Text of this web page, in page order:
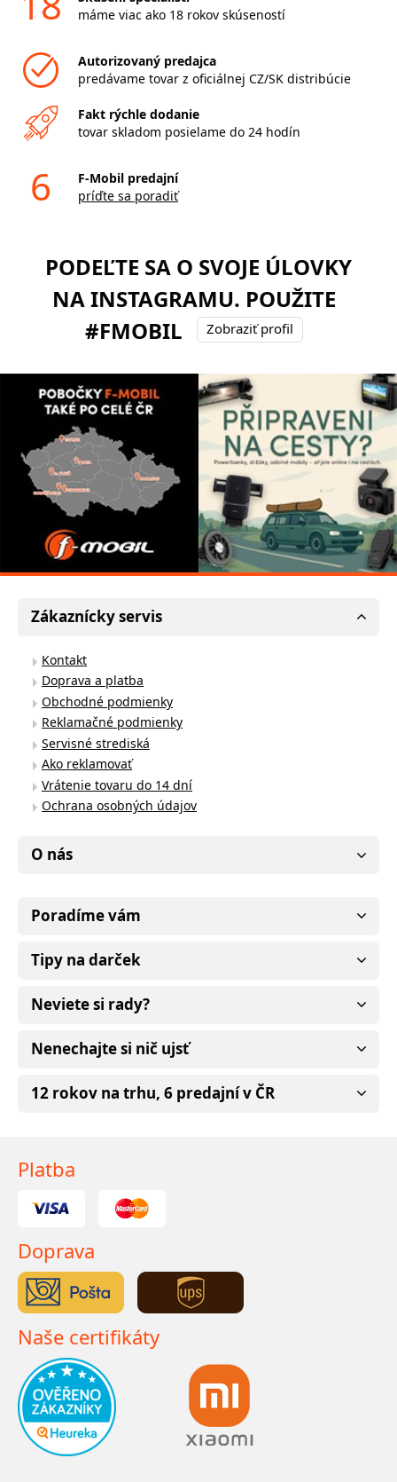
máme viac ako 18 rokov skúseností
Autorizovaný predajca
predávame tovar z oficiálnej CZ/SK distribúcie
Fakt rýchle dodanie
tovar skladom posielame do 24 hodín
6
F-Mobil predajní
príďte sa poradiť
PODEĽTE SA O SVOJE ÚLOVKY
NA INSTAGRAMU. POUŽITE
#FMOBIL
Zobraziť profil
Zákaznícky servis
Kontakt
Doprava a platba
Obchodné podmienky
Reklamačné podmienky
Servisné strediská
Ako reklamovať
Vrátenie tovaru do 14 dní
Ochrana osobných údajov
O nás
Poradíme vám
Tipy na darček
Neviete si rady?
Nenechajte si nič ujsť
12 rokov na trhu, 6 predajní v ČR
Platba
Doprava
Naše certifikáty